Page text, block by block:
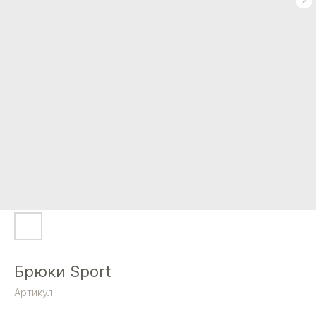
Брюки Sport
Артикул: